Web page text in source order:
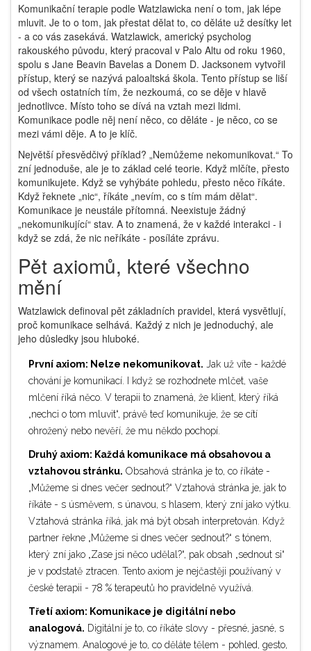
Komunikační terapie podle Watzlawicka není o tom, jak lépe
mluvit. Je to o tom, jak přestat dělat to, co děláte už desítky let
- a co vás zasekává. Watzlawick, americký psycholog
rakouského původu, který pracoval v Palo Altu od roku 1960,
spolu s Jane Beavin Bavelas a Donem D. Jacksonem vytvořil
přístup, který se nazývá paloaltská škola. Tento přístup se liší
od všech ostatních tím, že nezkoumá, co se děje v hlavě
jednotlivce. Místo toho se dívá na vztah mezi lidmi.
Komunikace podle něj není něco, co děláte - je něco, co se
mezi vámi děje. A to je klíč.
Největší přesvědčivý příklad? „Nemůžeme nekomunikovat.“ To
zní jednoduše, ale je to základ celé teorie. Když mlčíte, přesto
komunikujete. Když se vyhýbáte pohledu, přesto něco říkáte.
Když řeknete „nic“, říkáte „nevím, co s tím mám dělat“.
Komunikace je neustále přítomná. Neexistuje žádný
„nekomunikující“ stav. A to znamená, že v každé interakci - i
když se zdá, že nic neříkáte - posíláte zprávu.
Pět axiomů, které všechno
mění
Watzlawick definoval pět základních pravidel, která vysvětlují,
proč komunikace selhává. Každý z nich je jednoduchý, ale
jeho důsledky jsou hluboké.
První axiom: Nelze nekomunikovat. Jak už víte - každé
chování je komunikací. I když se rozhodnete mlčet, vaše
mlčení říká něco. V terapii to znamená, že klient, který říká
„nechci o tom mluvit“, právě teď komunikuje, že se cítí
ohrožený nebo nevěří, že mu někdo pochopí.
Druhý axiom: Každá komunikace má obsahovou a
vztahovou stránku. Obsahová stránka je to, co říkáte -
„Můžeme si dnes večer sednout?“ Vztahová stránka je, jak to
říkáte - s úsměvem, s únavou, s hlasem, který zní jako výtku.
Vztahová stránka říká, jak má být obsah interpretován. Když
partner řekne „Můžeme si dnes večer sednout?“ s tónem,
který zní jako „Zase jsi něco udělal?“, pak obsah „sednout si“
je v podstatě ztracen. Tento axiom je nejčastěji používaný v
české terapii - 78 % terapeutů ho pravidelně využívá.
Třetí axiom: Komunikace je digitální nebo
analogová. Digitální je to, co říkáte slovy - přesné, jasné, s
významem. Analogové je to, co děláte tělem - pohled, gesto,